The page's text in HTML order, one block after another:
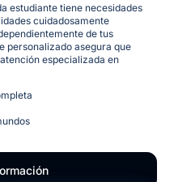
estudiante tiene necesidades
cuidadosamente
de tus
personalizado asegura que
especializada en